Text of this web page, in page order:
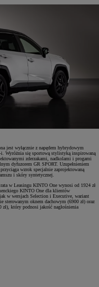
jest wyłącznie z napędem hybrydowym
Wyróżnia się sportową stylistyką inspirowaną
zderzakami, nadkolami i progami
dyfuzorem GR SPORT. Uzupełnieniem
wzrok specjalnie zaprojektowaną
i skóry syntetycznej.
w Leasingu KINTO One wynosi od 1924 zł
KINTO One dla klientów
w wersjach Selection i Executive, wariant
sterowanym oknem dachowym (6900 zł) oraz
który podnosi jakość nagłośnienia